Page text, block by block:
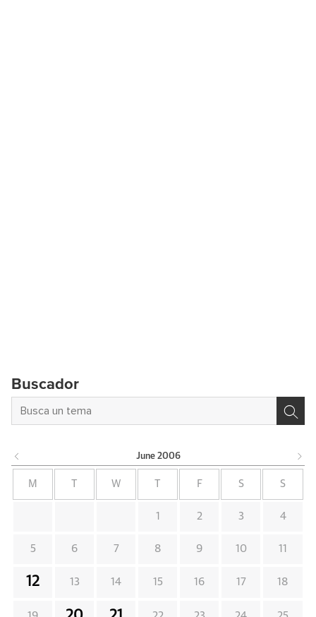
Buscador
June 2006
M W F S S
1 2 3 4
5 6 7 8 9 10 11
12 13 14 15 16 17 18